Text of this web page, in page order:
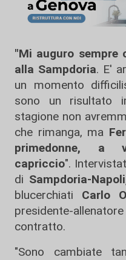
"Mi auguro sempre
alla Sampdoria. E'
un momento
sono un risultato
stagione non
che rimanga, ma
primedonne, a
capriccio".
di Sampdoria-
blucerchiati Carlo
presidente-
contratto.
"Sono cambiate